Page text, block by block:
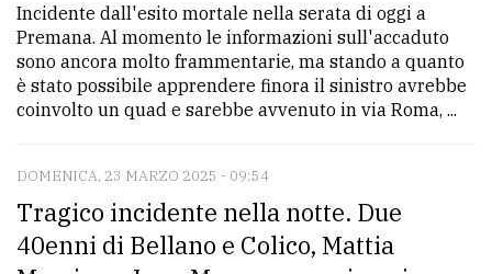
Incidente dall'esito mortale nella serata di oggi a
Premana. Al momento le informazioni sull'accaduto
sono ancora molto frammentarie, ma stando a quanto
è stato possibile apprendere finora il sinistro avrebbe
coinvolto un quad e sarebbe avvenuto in via Roma, ...
DOMENICA, 23 MARZO 2025 - 09:54
Tragico incidente nella notte. Due
40enni di Bellano e Colico, Mattia